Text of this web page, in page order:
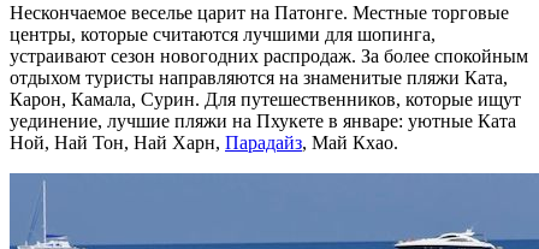
Нескончаемое веселье царит на Патонге. Местные торговые
центры, которые считаются лучшими для шопинга,
устраивают сезон новогодних распродаж. За более спокойным
отдыхом туристы направляются на знаменитые пляжи Ката,
Карон, Камала, Сурин. Для путешественников, которые ищут
уединение, лучшие пляжи на Пхукете в январе: уютные Ката
Ной, Най Тон, Най Харн, Парадайз, Май Кхао.